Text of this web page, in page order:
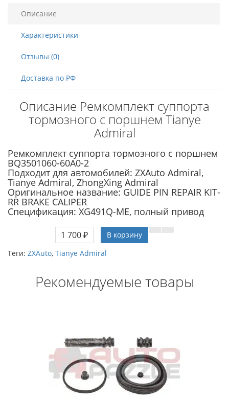
Описание
Характеристики
Отзывы (0)
Доставка по РФ
Описание Ремкомплект суппорта
тормозного с поршнем Tianye
Admiral
Ремкомплект суппорта тормозного с поршнем
BQ3501060-60A0-2
Подходит для автомобилей: ZXAuto Admiral,
Tianye Admiral, ZhongXing Admiral
Оригинальное название: GUIDE PIN REPAIR KIT-
RR BRAKE CALIPER
Спецификация: XG491Q-ME, полный привод
1 700 ₽
В корзину
Теги: ZXAuto, Tianye Admiral
Рекомендуемые товары